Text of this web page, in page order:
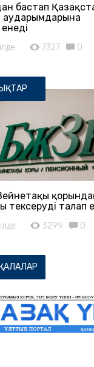
бастап
аударымдарына
7327 0
тексеруді талап
3299 0